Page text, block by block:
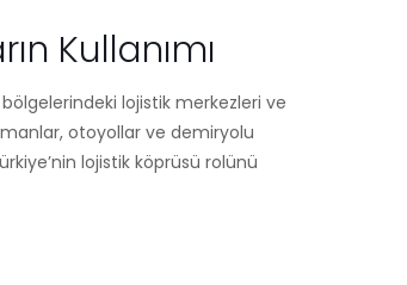
Kullanımı
bölgelerindeki lojistik merkezleri ve
limanlar, otoyollar ve demiryolu
lojistik köprüsü rolünü